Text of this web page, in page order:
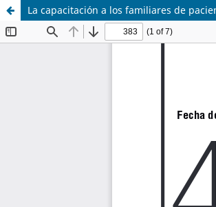
La capacitación a los familiares de